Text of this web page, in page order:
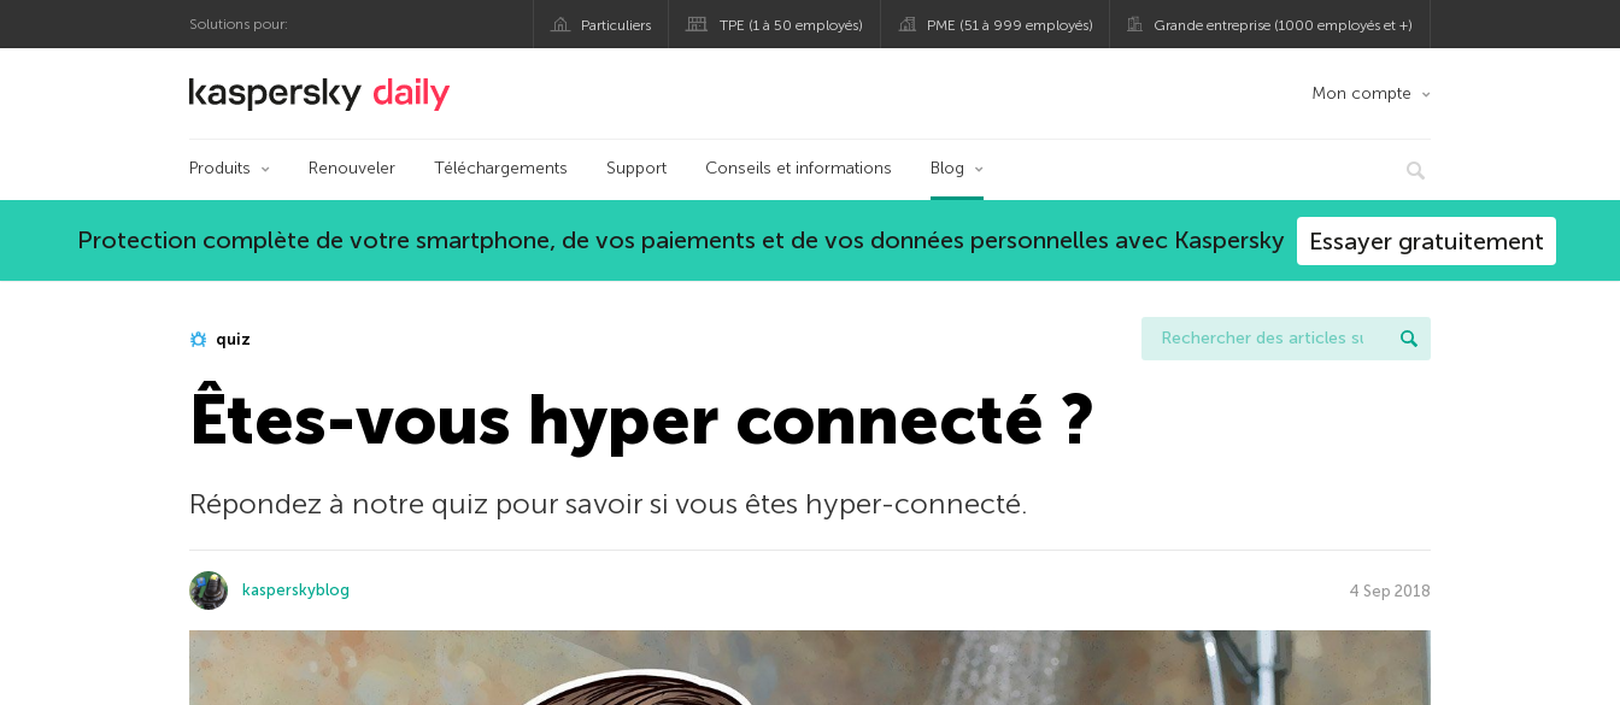
Solutions pour: Particuliers TPE (1 à 50 employés) PME (51 à 999 employés) Grande entreprise (1000 employés et +)
Blog officiel de Kaspersky Mon compte
Produits Renouveler Téléchargements Support Conseils et informations Blog
Protection complète de votre smartphone, de vos paiements et de vos données personnelles avec Kaspersky Essayer gratuitement
quiz
Êtes-vous hyper connecté ?
Répondez à notre quiz pour savoir si vous êtes hyper-connecté.
kasperskyblog 4 Sep 2018